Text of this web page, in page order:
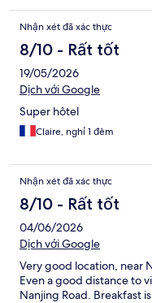
Nhận xét đã xác thực
8/10 - Rất tốt
19/05/2026
Dịch với Google
Super hôtel
Claire, nghỉ 1 đêm
Nhận xét đã xác thực
8/10 - Rất tốt
04/06/2026
Dịch với Google
Very good location, near
Even a good distance to
Nanjing Road. Breakfast